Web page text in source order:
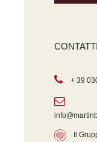
CONTATTI
+ 39
Il